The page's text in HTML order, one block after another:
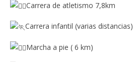
Carrera de atletismo 7,8km
Carrera infantil (varias distancias)
Marcha a pie ( 6 km)